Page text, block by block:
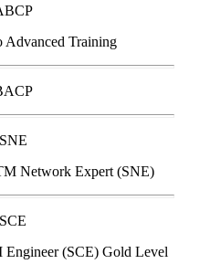
Advanced Training
Network Expert (SNE)
(SCE) Gold Level